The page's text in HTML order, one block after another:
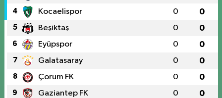
4 Kocaelispor 0 0
5 Beşiktaş 0 0
6 Eyüpspor 0 0
7 Galatasaray 0 0
8 Çorum FK 0 0
9 Gaziantep FK 0 0